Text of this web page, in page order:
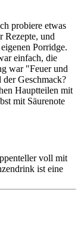
probiere etwas
Rezepte, und
Porridge.
einfach, die
war "Feuer und
Geschmack?
Hauptteilen mit
mit Säurenote
voll mit
ist eine